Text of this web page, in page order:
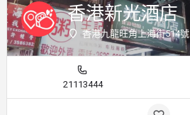
香港新光酒店
香港九龍旺角上海街514號
21113444